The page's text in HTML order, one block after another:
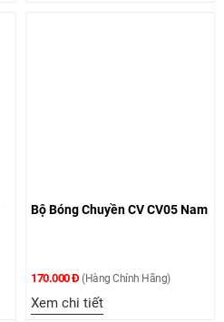
Bộ Bóng Chuyền CV CV05 Nam
170.000 Đ (Hàng Chính Hãng)
Xem chi tiết